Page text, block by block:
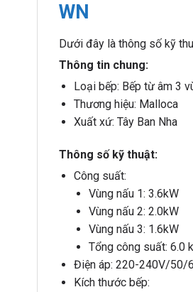
WN
Dưới đây là thông số kỹ
Thông tin chung:
Loại bếp: Bếp từ âm 3
Thương hiệu: Malloca
Xuất xứ: Tây Ban Nha
Thông số kỹ thuật:
Công suất:
Vùng nấu 1: 3.6kW
Vùng nấu 2: 2.0kW
Vùng nấu 3: 1.6kW
Tổng công suất: 6.0
Điện áp: 220-240V/50/
Kích thước bếp: